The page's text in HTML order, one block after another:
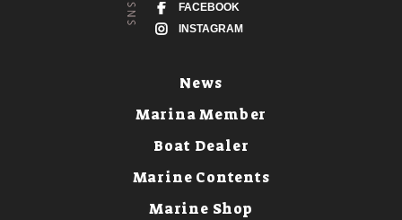
FACEBOOK
INSTAGRAM
News
Marina Member
Boat Dealer
Marine Contents
Marine Shop